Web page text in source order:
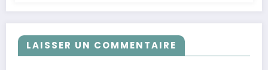
LAISSER UN COMMENTAIRE